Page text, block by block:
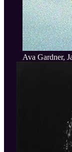
Ava Gardner,